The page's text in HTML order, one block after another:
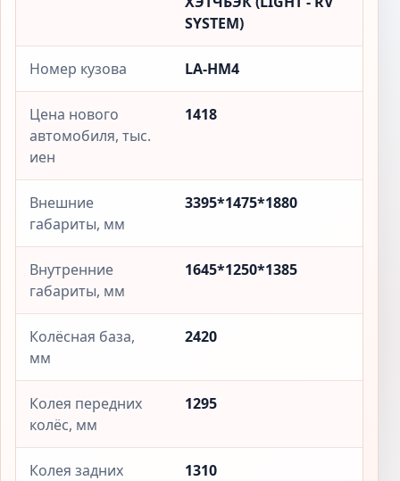
SYSTEM)
Номер кузова LA-HM4
Цена нового
автомобиля, тыс.
иен
1418
Внешние
габариты, мм
3395*1475*1880
Внутренние
габариты, мм
1645*1250*1385
Колёсная база,
мм
2420
Колея передних
колёс, мм
1295
Колея задних
1310